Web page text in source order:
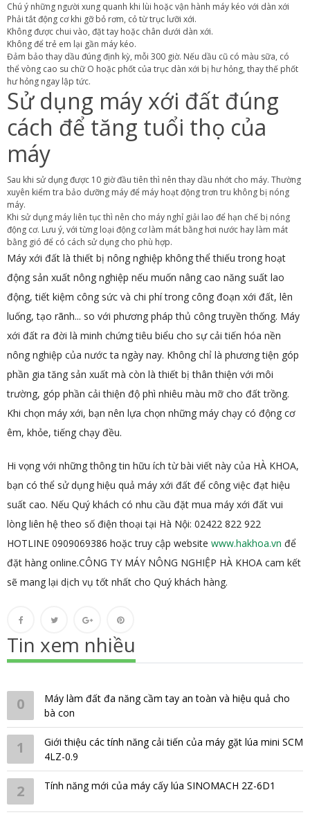
Chú ý những người xung quanh khi lùi hoặc vận hành máy kéo với dàn xới
Phải tắt động cơ khi gỡ bỏ rơm, cỏ từ trục lưỡi xới.
Không được chui vào, đặt tay hoặc chân dưới dàn xới.
Không để trẻ em lại gần máy kéo.
Đảm bảo thay dầu đúng định kỳ, mỗi 300 giờ. Nếu dầu cũ có màu sữa, có
thể vòng cao su chữ O hoặc phốt của trục dàn xới bị hư hỏng, thay thế phốt
hư hỏng ngay lập tức.
Sử dụng máy xới đất đúng
cách để tăng tuổi thọ của
máy
Sau khi sử dụng được 10 giờ đầu tiên thì nên thay dầu nhớt cho máy. Thường
xuyên kiểm tra bảo dưỡng máy để máy hoạt động trơn tru không bị nóng
máy.
Khi sử dụng máy liên tục thì nên cho máy nghỉ giải lao để hạn chế bị nóng
động cơ. Lưu ý, với từng loại động cơ làm mát bằng hơi nước hay làm mát
bằng gió để có cách sử dụng cho phù hợp.
Máy xới đất là thiết bị nông nghiệp không thể thiếu trong hoạt
động sản xuất nông nghiệp nếu muốn nâng cao năng suất lao
động, tiết kiệm công sức và chi phí trong công đoạn xới đất, lên
luống, tạo rãnh... so với phương pháp thủ công truyền thống. Máy
xới đất ra đời là minh chứng tiêu biểu cho sự cải tiến hóa nền
nông nghiệp của nước ta ngày nay. Không chỉ là phương tiện góp
phần gia tăng sản xuất mà còn là thiết bị thân thiện với môi
trường, góp phần cải thiện độ phì nhiêu màu mỡ cho đất trồng.
Khi chọn máy xới, bạn nên lựa chọn những máy chạy có động cơ
êm, khỏe, tiếng chạy đều.
Hi vọng với những thông tin hữu ích từ bài viết này của HÀ KHOA,
bạn có thể sử dụng hiệu quả máy xới đất để công việc đạt hiệu
suất cao. Nếu Quý khách có nhu cầu đặt mua máy xới đất vui
lòng liên hệ theo số điện thoại tại Hà Nội: 02422 822 922
HOTLINE 0909069386 hoặc truy cập website www.hakhoa.vn để
đặt hàng online.CÔNG TY MÁY NÔNG NGHIỆP HÀ KHOA cam kết
sẽ mang lại dịch vụ tốt nhất cho Quý khách hàng.
Tin xem nhiều
0
Máy làm đất đa năng cầm tay an toàn và hiệu quả cho
bà con
1
Giới thiệu các tính năng cải tiến của máy gặt lúa mini SCM
4LZ-0.9
2 Tính năng mới của máy cấy lúa SINOMACH 2Z-6D1